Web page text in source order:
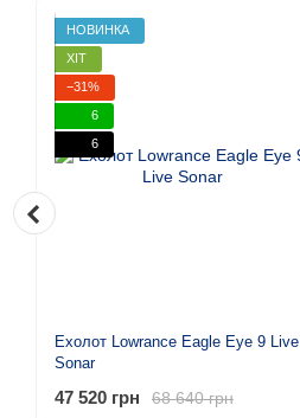
НОВИНКА
ХІТ
−31%
6
6
Ехолот Lowrance Eagle Eye 9 Live
Sonar
68 640 грн
47 520 грн